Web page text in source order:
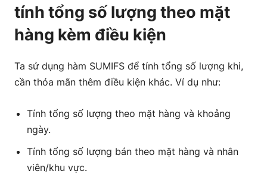
tính tổng số lượng theo mặt
hàng kèm điều kiện
Ta sử dụng hàm SUMIFS để tính tổng số lượng khi,
cần thỏa mãn thêm điều kiện khác. Ví dụ như:
Tính tổng số lượng theo mặt hàng và khoảng
ngày.
Tính tổng số lượng bán theo mặt hàng và nhân
viên/khu vực.